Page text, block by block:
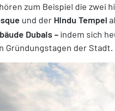
zum Beispiel die zwei
und der Hindu Tempel
Dubais – indem sich
Gründungstagen der Stadt.